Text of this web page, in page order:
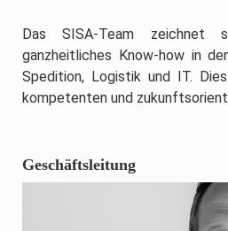
Das SISA-Team zeichnet
ganzheitliches Know-how in
Spedition, Logistik und IT.
kompetenten und
Geschäftsleitung